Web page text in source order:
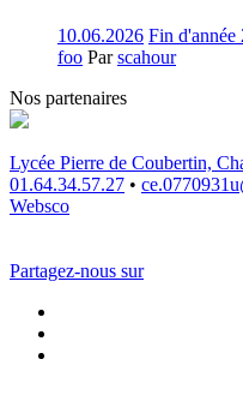
10.06.2026 Fin d'année
foo Parscahour
Nos partenaires
Lycée Pierre de Coubertin,
01.64.34.57.27 •
Websco
Partagez-nous sur